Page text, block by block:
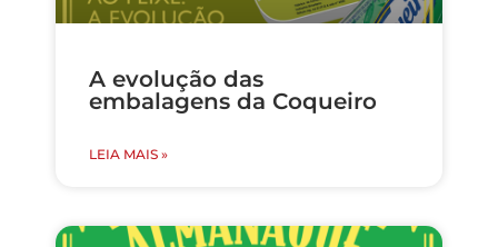
A evolução das
embalagens da Coqueiro
LEIA MAIS »